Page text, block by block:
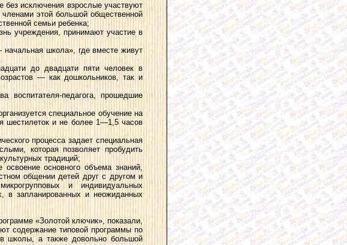
исключения взрослые участвуют
этой большой общественной
семьи ребенка;
учреждения, принимают участие в
школа», где вместе живут
до двадцати пяти человек в
— как дошкольников, так и
педагога, прошедшие
специальное обучение на
шестилеток и не более 1—1,5 часов
процесса задает специальная
которая позволяет пробудить
традиций;
основного объема знаний,
общении детей друг с другом и
и индивидуальных
в запланированных и неожиданных
«Золотой ключик», показали,
содержание типовой программы по
школы, а также довольно большой